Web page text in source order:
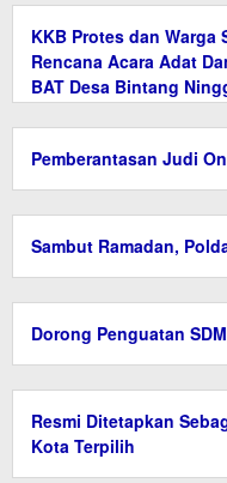
KKB Protes dan Warga
Rencana Acara Adat
BAT Desa Bintang
Pemberantasan Judi
Sambut Ramadan,
Dorong Penguatan
Resmi Ditetapkan
Kota Terpilih